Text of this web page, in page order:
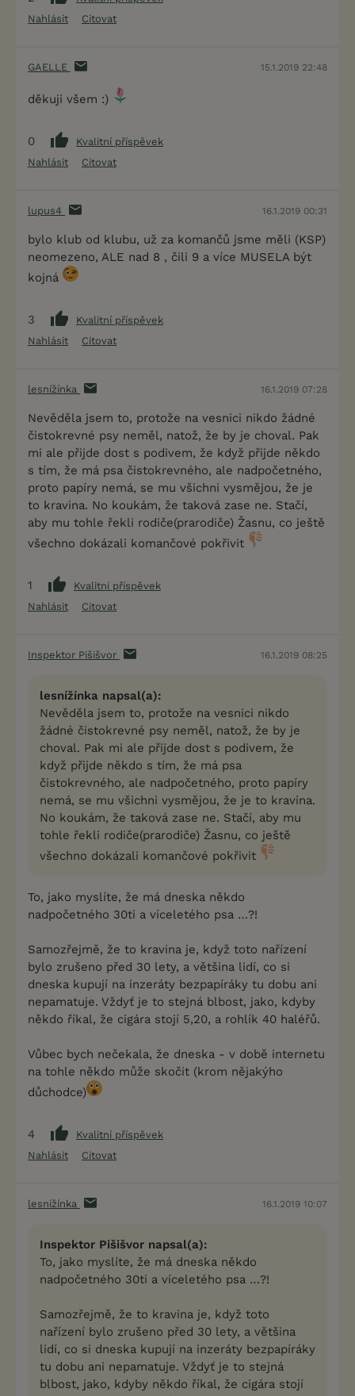
Nahlásit
Citovat
GAELLE 15.1.2019 22:48
děkuji všem :)
0
Kvalitní příspěvek
Nahlásit
Citovat
lupus4 16.1.2019 00:31
bylo klub od klubu, už za komančů jsme měli (KSP)
neomezeno, ALE nad 8 , čili 9 a více MUSELA být
kojná
3
Kvalitní příspěvek
Nahlásit
Citovat
lesnížínka 16.1.2019 07:28
Nevěděla jsem to, protože na vesnici nikdo žádné
čistokrevné psy neměl, natož, že by je choval. Pak
mi ale přijde dost s podivem, že když přijde někdo
s tím, že má psa čistokrevného, ale nadpočetného,
proto papíry nemá, se mu všichni vysmějou, že je
to kravina. No koukám, že taková zase ne. Stačí,
aby mu tohle řekli rodiče(prarodiče) Žasnu, co ještě
všechno dokázali komančové pokřivit
1
Kvalitní příspěvek
Nahlásit
Citovat
Inspektor Pišišvor 16.1.2019 08:25
lesnížínka napsal(a):
Nevěděla jsem to, protože na vesnici nikdo
žádné čistokrevné psy neměl, natož, že by je
choval. Pak mi ale přijde dost s podivem, že
když přijde někdo s tím, že má psa
čistokrevného, ale nadpočetného, proto papíry
nemá, se mu všichni vysmějou, že je to kravina.
No koukám, že taková zase ne. Stačí, aby mu
tohle řekli rodiče(prarodiče) Žasnu, co ještě
všechno dokázali komančové pokřivit
To, jako myslíte, že má dneska někdo
nadpočetného 30ti a víceletého psa …?!
Samozřejmě, že to kravina je, když toto nařízení
bylo zrušeno před 30 lety, a většina lidí, co si
dneska kupují na inzeráty bezpapíráky tu dobu ani
nepamatuje. Vždyť je to stejná blbost, jako, kdyby
někdo říkal, že cigára stojí 5,20, a rohlík 40 haléřů.
Vůbec bych nečekala, že dneska - v době internetu
na tohle někdo může skočit (krom nějakýho
důchodce)
4
Kvalitní příspěvek
Nahlásit
Citovat
lesnížínka 16.1.2019 10:07
Inspektor Pišišvor napsal(a):
To, jako myslíte, že má dneska někdo
nadpočetného 30ti a víceletého psa …?!
Samozřejmě, že to kravina je, když toto
nařízení bylo zrušeno před 30 lety, a většina
lidí, co si dneska kupují na inzeráty bezpapíráky
tu dobu ani nepamatuje. Vždyť je to stejná
blbost, jako, kdyby někdo říkal, že cigára stojí